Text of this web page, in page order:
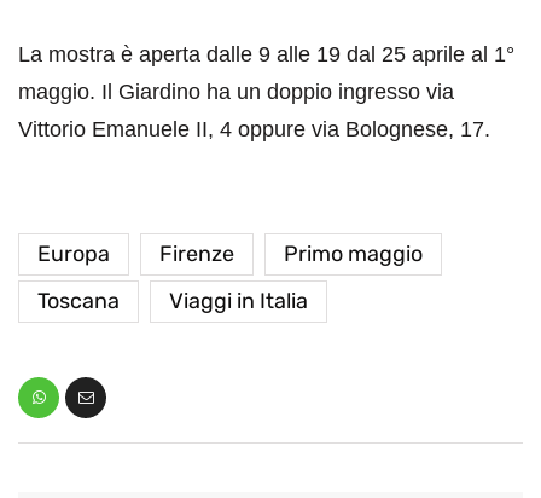
La mostra è aperta dalle 9 alle 19 dal 25 aprile al 1°
maggio. Il Giardino ha un doppio ingresso via
Vittorio Emanuele II, 4 oppure via Bolognese, 17.
Europa Firenze
Primo maggio
Toscana
Viaggi in Italia